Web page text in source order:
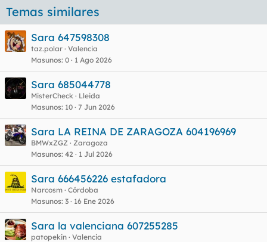
Temas similares
Sara 647598308
taz.polar Valencia
Masunos 0 1 Ago 2026
Sara 685044778
MisterCheck
Lleida
Masunos 10 7 Jun 2026
Sara LA REINA DE ZARAGOZA 604196969
BMWxZGZ
Zaragoza
Masunos 42 1 Jul 2026
Sara 666456226 estafadora
Narcosm Córdoba
Masunos 3 16 Ene 2026
Sara la valenciana 607255285
patopekin Valencia